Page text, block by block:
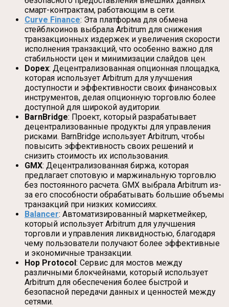
смарт-контрактам, работающим в сети.
Curve Finance: Эта платформа для обмена
стейблкоинов выбрала Arbitrum для снижения
транзакционных издержек и увеличения скорости
исполнения транзакций, что особенно важно для
стабильности цен и минимизации слайдов цен.
Dopex: Децентрализованная опционная площадка,
которая использует Arbitrum для улучшения
доступности и эффективности своих финансовых
инструментов, делая опционную торговлю более
доступной для широкой аудитории.
BarnBridge: Проект, который разрабатывает
децентрализованные продукты для управления
рисками. BarnBridge использует Arbitrum, чтобы
повысить эффективность своих решений и
снизить стоимость их использования.
GMX: Децентрализованная биржа, которая
предлагает спотовую и маржинальную торговлю
без постоянного расчета. GMX выбрала Arbitrum из-
за его способности обрабатывать большие объемы
транзакций при низких комиссиях.
Balancer: Автоматизированный маркетмейкер,
который использует Arbitrum для улучшения
торговли и управления ликвидностью, благодаря
чему пользователи получают более эффективные
и экономичные транзакции.
Hop Protocol: Сервис для мостов между
различными блокчейнами, который использует
Arbitrum для обеспечения более быстрой и
безопасной передачи данных и ценностей между
сетями.